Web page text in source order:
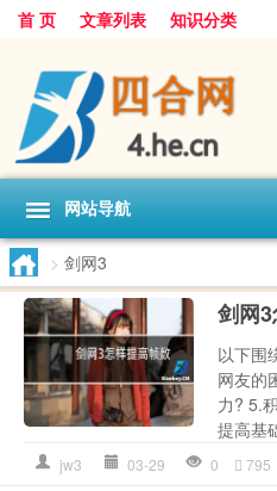
首 页 文章列表 知识分类
网站导航
> 剑网3
剑网
以下围
网友的
力? 5.
提高基
jw3 03-29 0 795